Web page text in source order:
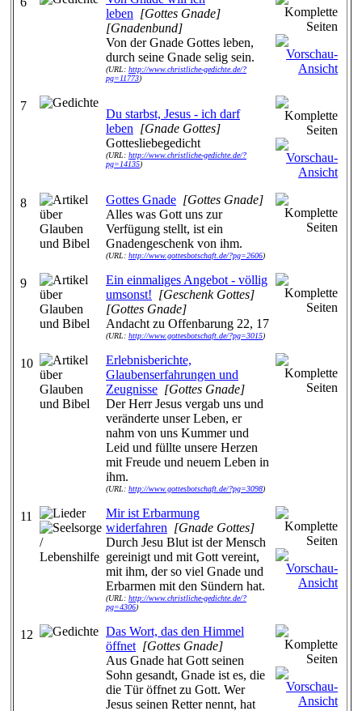
leben [Gottes Gnade]
[Gnadenbund]
Von der Gnade Gottes leben,
durch seine Gnade selig sein.
(URL: http://www.christliche-gedichte.de/?
pg=11773)
7
Du starbst, Jesus - ich darf
leben [Gnade Gottes]
Gottesliebegedicht
(URL: http://www.christliche-gedichte.de/?
pg=14135)
8 Gottes Gnade [Gottes Gnade]
Alles was Gott uns zur
Verfügung stellt, ist ein
Gnadengeschenk von ihm.
(URL: http://www.gottesbotschaft.de/?pg=2606)
9
Ein einmaliges Angebot - völlig
umsonst! [Geschenk Gottes]
[Gottes Gnade]
Andacht zu Offenbarung 22, 17
(URL: http://www.gottesbotschaft.de/?pg=3015)
10
Erlebnisberichte,
Glaubenserfahrungen und
Zeugnisse [Gottes Gnade]
Der Herr Jesus vergab uns und
veränderte unser Leben, er
nahm von uns Kummer und
Leid und füllte unsere Herzen
mit Freude und neuem Leben in
ihm.
(URL: http://www.gottesbotschaft.de/?pg=3098)
11
Mir ist Erbarmung
widerfahren [Gnade Gottes]
Durch Jesu Blut ist der Mensch
gereinigt und mit Gott vereint,
mit ihm, der so viel Gnade und
Erbarmen mit den Sündern hat.
(URL: http://www.christliche-gedichte.de/?
pg=4306)
12
Das Wort, das den Himmel
öffnet [Gottes Gnade]
Aus Gnade hat Gott seinen
Sohn gesandt, Gnade ist es, die
die Tür öffnet zu Gott. Wer
Jesus seinen Retter nennt, hat